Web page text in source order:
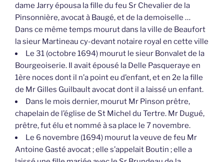
dame Jarry épousa la fille du feu Sr Chevalier de la
Pinsonnière, avocat à Baugé, et de la demoiselle …
Dans ce même temps mourut dans la ville de Beaufort
la sieur Martineau cy-devant notaire royal en cette ville
Le 31 (octobre 1694) mourut le sieur Bonvalet de la
Bourgeoiserie. Il avait épousé la Delle Pasqueraye en
1ère noces dont il n’a point eu d’enfant, et en 2e la fille
de Mr Gilles Guilbault avocat dont il a laissé un enfant.
Dans le mois dernier, mourut Mr Pinson prêtre,
chapelain de l’église de St Michel du Tertre. Mr Dugué,
prêtre, fut élu et nommé à sa place le 7 novembre.
Le 6 novembre (1694) mourut la veuve de feu Mr
Antoine Gasté avocat ; elle s’appelait Boutin ; elle a